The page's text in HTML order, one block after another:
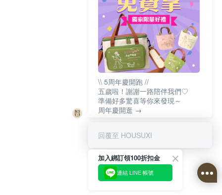
\\ 5周年慶開跑 //
五歲啦！謝謝一路陪伴我們♡
準備好多驚喜等你來發現～
周年慶開逛 →
回覆至 HOUSUXI
加入綁訂領100折扣金
連結 LINE 帳號